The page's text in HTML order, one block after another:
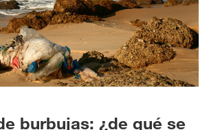
burbujas: ¿de qué se